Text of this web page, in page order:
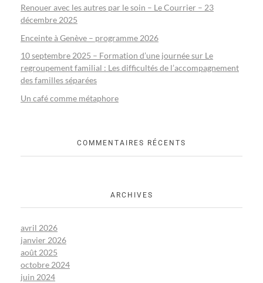
Renouer avec les autres par le soin – Le Courrier – 23
décembre 2025
Enceinte à Genève – programme 2026
10 septembre 2025 – Formation d’une journée sur Le
regroupement familial : Les difficultés de l’accompagnement
des familles séparées
Un café comme métaphore
COMMENTAIRES RÉCENTS
ARCHIVES
avril 2026
janvier 2026
août 2025
octobre 2024
juin 2024